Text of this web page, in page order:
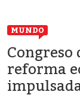
MUNDO
Congreso
reforma